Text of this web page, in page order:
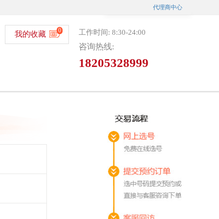
代理商中心
我的收藏 0 工作时间: 8:30-24:00
咨询热线:
18205328999